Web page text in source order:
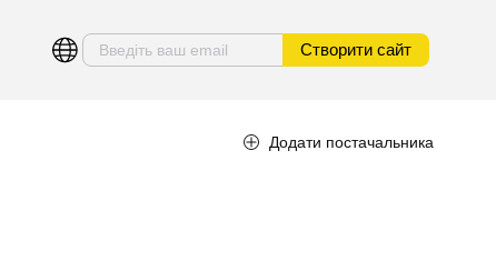
Створити сайт
Додати постачальника